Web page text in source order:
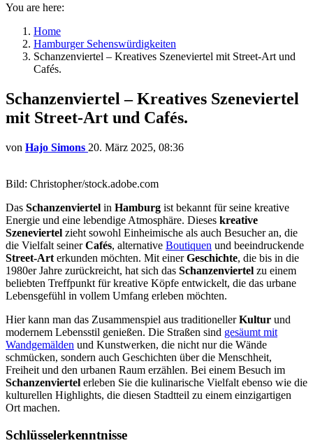
You are here:
Home
Hamburger Sehenswürdigkeiten
Schanzenviertel – Kreatives Szeneviertel mit Street-Art und
Cafés.
Schanzenviertel – Kreatives Szeneviertel
mit Street-Art und Cafés.
von Hajo Simons 20. März 2025, 08:36
Bild: Christopher/stock.adobe.com
Das Schanzenviertel in Hamburg ist bekannt für seine kreative
Energie und eine lebendige Atmosphäre. Dieses kreative
Szeneviertel zieht sowohl Einheimische als auch Besucher an, die
die Vielfalt seinerCafés, alternative Boutiquen und beeindruckende
Street-Art erkunden möchten. Mit einerGeschichte, die bis in die
1980er Jahre zurückreicht, hat sich das Schanzenviertel zu einem
beliebten Treffpunkt für kreative Köpfe entwickelt, die das urbane
Lebensgefühl in vollem Umfang erleben möchten.
Hier kann man das Zusammenspiel aus traditionellerKultur und
modernem Lebensstil genießen. Die Straßen sind gesäumt mit
Wandgemälden und Kunstwerken, die nicht nur die Wände
schmücken, sondern auch Geschichten über die Menschheit,
Freiheit und den urbanen Raum erzählen. Bei einem Besuch im
Schanzenviertel erleben Sie die kulinarische Vielfalt ebenso wie die
kulturellen Highlights, die diesen Stadtteil zu einem einzigartigen
Ort machen.
Schlüsselerkenntnisse